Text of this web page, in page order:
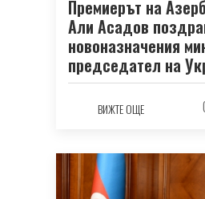
Премиерът на
Али Асадов
новоназначения
председател на
ВИЖТЕ ОЩЕ